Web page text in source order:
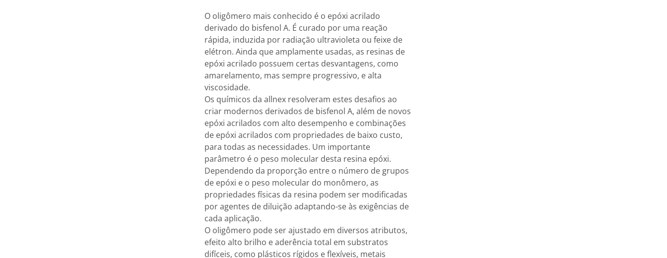
O oligômero mais conhecido é o epóxi acrilado
derivado do bisfenol A. É curado por uma reação
rápida, induzida por radiação ultravioleta ou feixe de
elétron. Ainda que amplamente usadas, as resinas de
epóxi acrilado possuem certas desvantagens, como
amarelamento, mas sempre progressivo, e alta
viscosidade.
Os químicos da allnex resolveram estes desafios ao
criar modernos derivados de bisfenol A, além de novos
epóxi acrilados com alto desempenho e combinações
de epóxi acrilados com propriedades de baixo custo,
para todas as necessidades. Um importante
parâmetro é o peso molecular desta resina epóxi.
Dependendo da proporção entre o número de grupos
de epóxi e o peso molecular do monômero, as
propriedades físicas da resina podem ser modificadas
por agentes de diluição adaptando-se às exigências de
cada aplicação.
O oligômero pode ser ajustado em diversos atributos,
efeito alto brilho e aderência total em substratos
difíceis, como plásticos rígidos e flexíveis, metais